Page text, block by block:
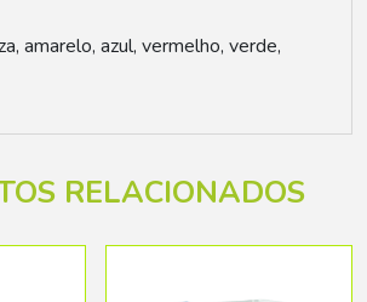
amarelo, azul, vermelho, verde,
RELACIONADOS